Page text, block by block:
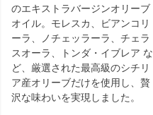
のエキストラバージンオリーブ
オイル。モレスカ、ビアンコリ
ーラ、ノチェッラーラ、チェラ
スオーラ、トンダ・イブレア な
ど、厳選された最高級のシチリ
ア産オリーブだけを使用し、贅
沢な味わいを実現しました。